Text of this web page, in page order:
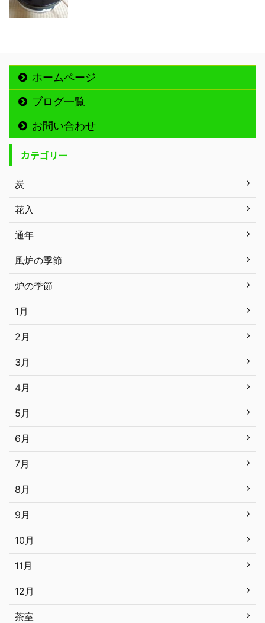
ホームページ
ブログ一覧
お問い合わせ
カテゴリー
炭
花入
通年
風炉の季節
炉の季節
1月
2月
3月
4月
5月
6月
7月
8月
9月
10月
11月
12月
茶室